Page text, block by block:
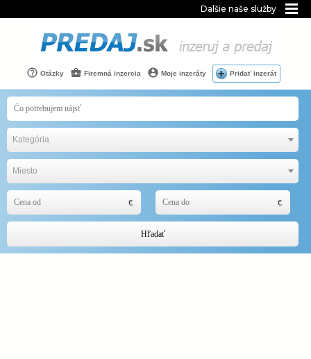
Dalšie naše služby
Otázky Firemná inzercia Moje inzeráty Pridať inzerát
Kategória
Miesto
Hľadať